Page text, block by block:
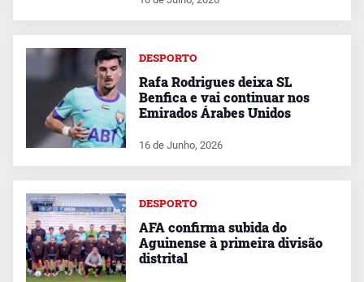
DESPORTO
Rafa Rodrigues deixa SL
Benfica e vai continuar nos
Emirados Árabes Unidos
16 de Junho, 2026
DESPORTO
AFA confirma subida do
Aguinense à primeira divisão
distrital